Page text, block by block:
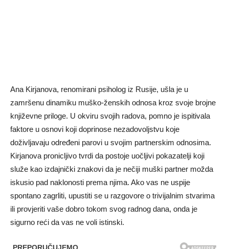
Ana Kirjanova, renomirani psiholog iz Rusije, ušla je u
zamršenu dinamiku muško-ženskih odnosa kroz svoje brojne
književne priloge. U okviru svojih radova, pomno je ispitivala
faktore u osnovi koji doprinose nezadovoljstvu koje
doživljavaju određeni parovi u svojim partnerskim odnosima.
Kirjanova pronicljivo tvrdi da postoje uočljivi pokazatelji koji
služe kao izdajnički znakovi da je nečiji muški partner možda
iskusio pad naklonosti prema njima. Ako vas ne uspije
spontano zagrliti, upustiti se u razgovore o trivijalnim stvarima
ili provjeriti vaše dobro tokom svog radnog dana, onda je
sigurno reći da vas ne voli istinski.